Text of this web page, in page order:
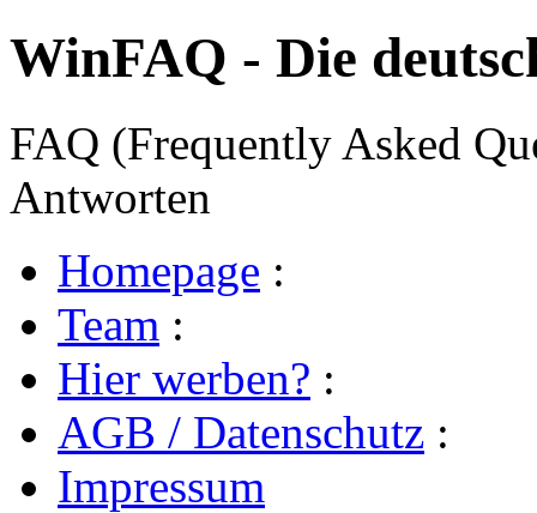
WinFAQ - Die
FAQ (Frequently Asked
Antworten
Homepage :
Team :
Hier werben? :
AGB / Datenschutz :
Impressum